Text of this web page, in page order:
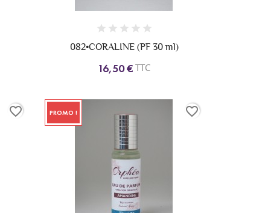
082•CORALINE (PF 30 ml)
16,50 € TTC
favorite_border PROMO ! favorite_border